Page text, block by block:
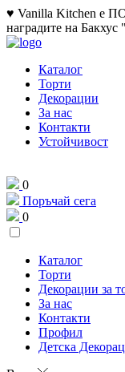
♥ Vanilla Kitchen е
наградите на Бакхус
Каталог
Торти
Декорации
За нас
Контакти
Устойчивост
0
Поръчай сега
0
Каталог
Торти
Декорации за
За нас
Контакти
Профил
Детска